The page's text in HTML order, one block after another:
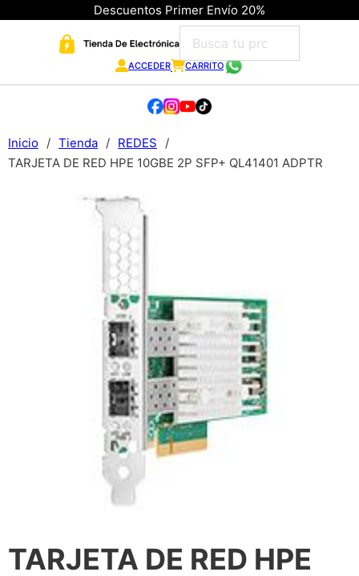
Descuentos Primer Envío 20%
ACCEDER CARRITO
Inicio / Tienda / REDES
/
TARJETA DE RED HPE 10GBE 2P SFP+ QL41401 ADPTR
TARJETA DE RED HPE